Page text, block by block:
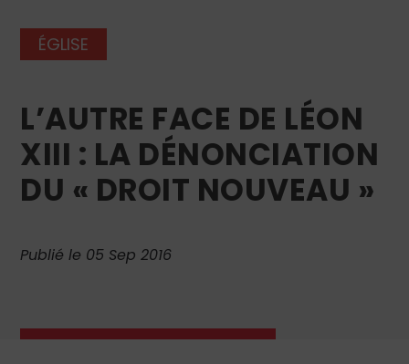
ÉGLISE
L’AUTRE FACE DE LÉON
XIII : LA DÉNONCIATION
DU « DROIT NOUVEAU »
Publié le 05 Sep 2016